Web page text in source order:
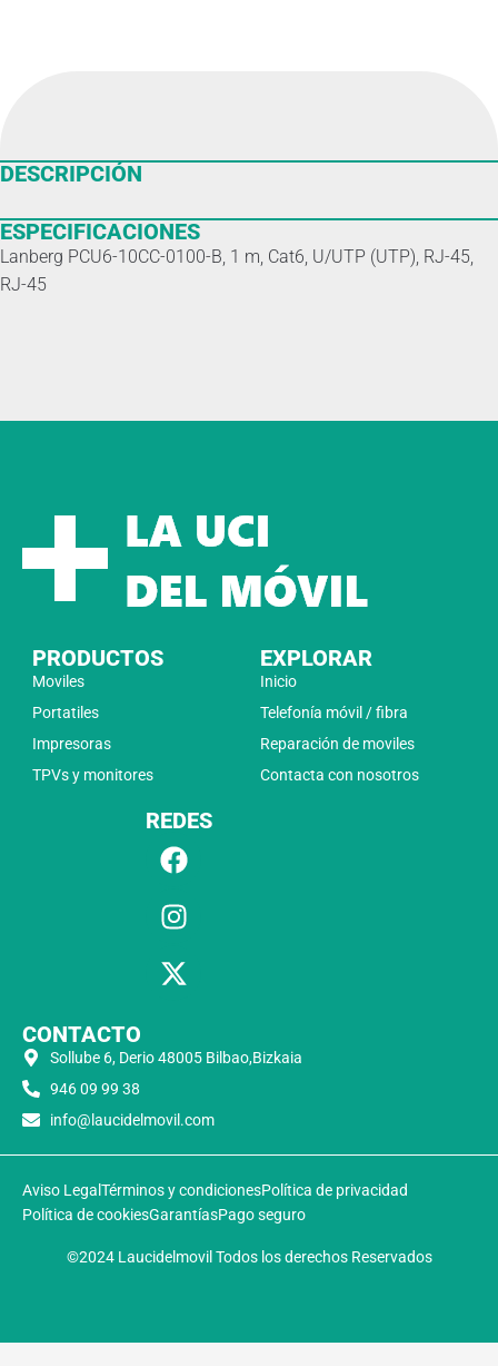
DESCRIPCIÓN
ESPECIFICACIONES
Lanberg PCU6-10CC-0100-B, 1 m, Cat6, U/UTP (UTP), RJ-45,
RJ-45
PRODUCTOS
Moviles
Portatiles
Impresoras
TPVs y monitores
EXPLORAR
Inicio
Telefonía móvil / fibra
Reparación de moviles
Contacta con nosotros
REDES
CONTACTO
Sollube 6, Derio 48005 Bilbao,Bizkaia
946 09 99 38
info@laucidelmovil.com
Aviso Legal Términos y condicionesPolítica de privacidad
Política de cookiesGarantíasPago seguro
©2024 Laucidelmovil Todos los derechos Reservados